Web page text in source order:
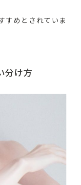
すめとされていま
分け方